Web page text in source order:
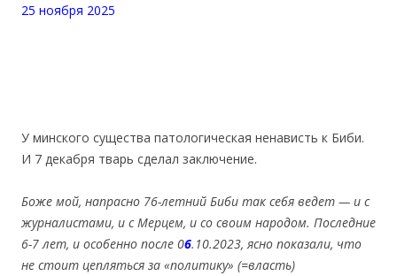
25 ноября 2025
У минского существа патологическая ненависть к Биби.
И 7 декабря тварь сделал заключение.
Боже мой, напрасно 76-летний Биби так себя ведет — и с
журналистами, и с Мерцем, и со своим народом. Последние
6-7 лет, и особенно после 06.10.2023, ясно показали, что
не стоит цепляться за «политику» (=власть)